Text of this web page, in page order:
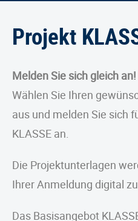
Projekt
Melden Sie sich gleich an!
Wählen Sie Ihren
aus und melden Sie sich
KLASSE an.
Die Projektunterlagen
Ihrer Anmeldung digital
Das Basisangebot